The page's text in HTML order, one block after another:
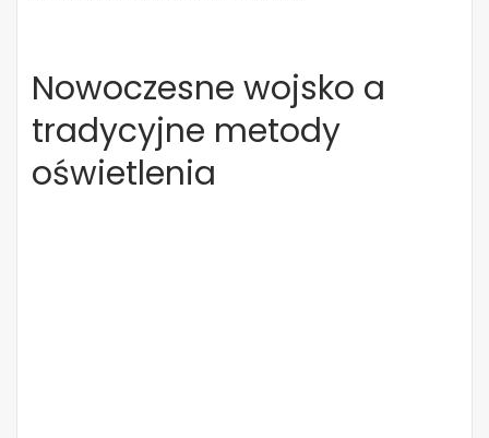
Nowoczesne wojsko a
tradycyjne metody
oświetlenia